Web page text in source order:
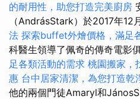
的耐用性，助您打造完美廚房
（AndrásStark）於2017年12
法 探索buffet外燴價格，滿足
科醫生領導了佩奇的傳奇電影
足各類活動的需求 桃園搬家，
惠 台中居家清潔，為您打造乾
他的兩個門徒Amaryl和